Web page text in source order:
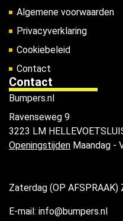
Algemene voorwaarden
Privacyverklaring
Cookiebeleid
Contact
Contact
Bumpers.nl
Ravenseweg 9
3223 LM
Openingstijden Maandag -
Zaterdag (OP AFSPRAAK)
E-mail: info@bumpers.nl